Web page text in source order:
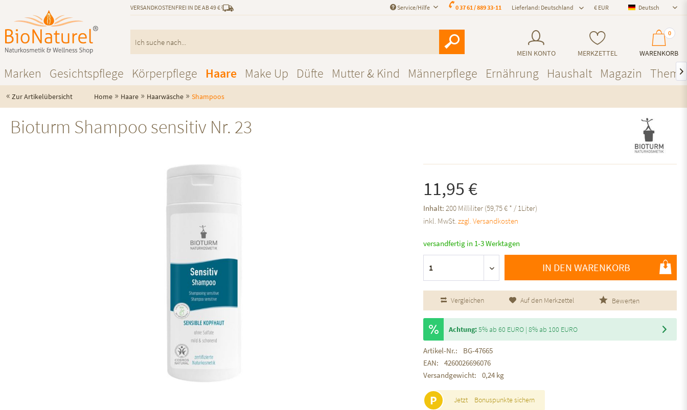
VERSANDKOSTENFREI IN DE AB 49 € Deutsch
Deutsch
Lieferland: Deutschland
0 37 61 / 889 33-11
Service/Hilfe
MEIN KONTO MERKZETTEL
0
WARENKORB
Marken Gesichtspflege Körperpflege Haare Make Up Düfte Mutter & Kind Männerpflege Ernährung Haushalt Magazin 
« Zur Artikelübersicht Home » Haare » Haarwäsche » Shampoos
Bioturm Shampoo sensitiv Nr. 23
11,95 €
Inhalt:200 Milliliter (59,75 € * / 1Liter)
inkl. MwSt.zzgl. Versandkosten
versandfertig in 1-3 Werktagen
IN DEN WARENKORB
Vergleichen Auf den Merkzettel Bewerten
Achtung:5% ab 60 EURO | 8% ab 100 EURO
Artikel-Nr.:
BG-47665
EAN:
4260026696076
Versandgewicht:
0,24 kg
P Jetzt Bonuspunkte sichern